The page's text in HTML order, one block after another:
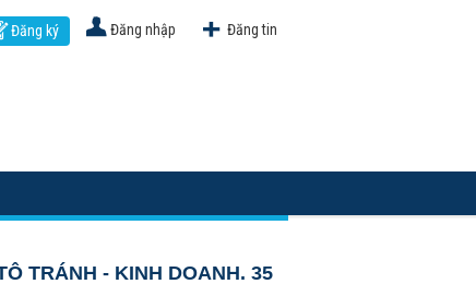
Đăng tin
Đăng nhập
Đăng ký
TRÁNH - KINH DOANH. 35